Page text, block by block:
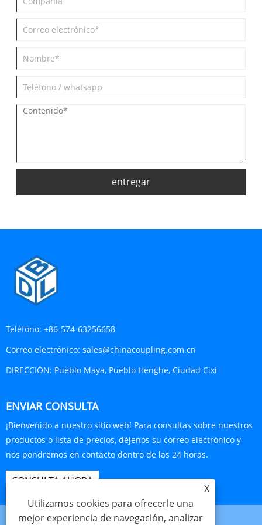
entregar
Teléfono: +86-574-63256658
Correo electrónico: sales@chinacoupling.com.cn
DIRECCIÓN: Pueblo Maya, Pueblo Henghe, Ciudad Cixi
ENVIAR CONSULTA
¡Bienvenido a nuestro sitio web! Para consultas sobre nuestros
productos o lista de precios, déjenos su correo electrónico y
nos pondremos en contacto dentro de las 24 horas.
CONSULTA AHORA
X
Utilizamos cookies para ofrecerle una
mejor experiencia de navegación, analizar